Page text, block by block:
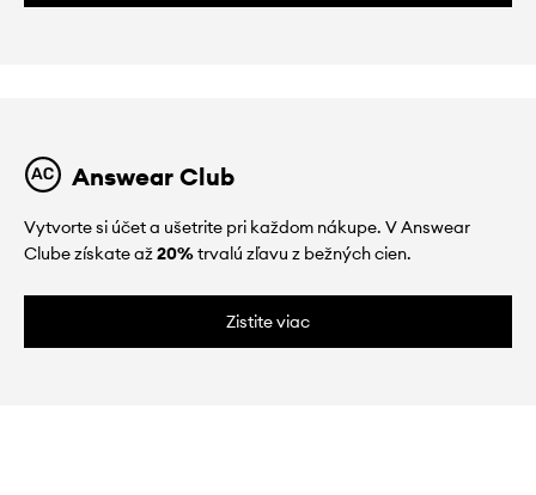
Answear Club
Vytvorte si účet a ušetrite pri každom nákupe. V Answear
Clube získate až20%trvalú zľavu z bežných cien.
Zistite viac